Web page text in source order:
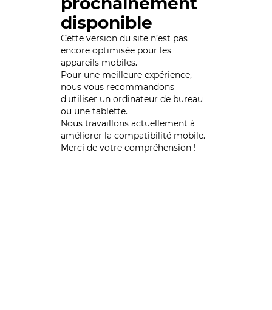
disponible
Cette version du site n’est pas
encore optimisée pour les
appareils mobiles.
Pour une meilleure expérience,
nous vous recommandons
d'utiliser un ordinateur de bureau
ou une tablette.
Nous travaillons actuellement à
améliorer la compatibilité mobile.
Merci de votre compréhension !